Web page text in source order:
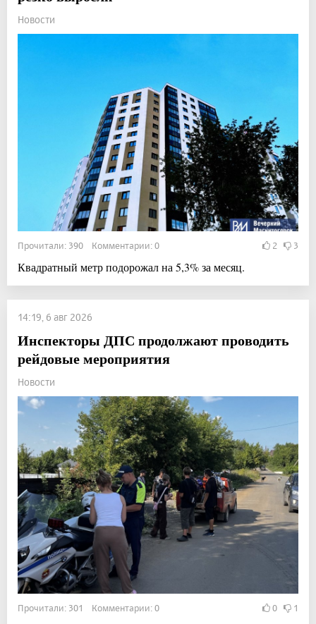
Новости
Прочитали: 390 Комментарии: 0 2 3
Квадратный метр подорожал на 5,3% за месяц.
14:19, 6 авг 2026
Инспекторы ДПС продолжают проводить
рейдовые мероприятия
Новости
Прочитали: 301 Комментарии: 0 0 1